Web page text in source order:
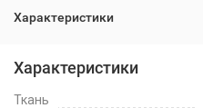
Характеристики
Характеристики
Ткань